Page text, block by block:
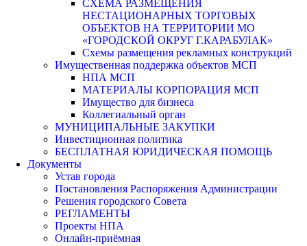
СХЕМА РАЗМЕЩЕНИЯ
НЕСТАЦИОНАРНЫХ ТОРГОВЫХ
ОБЪЕКТОВ НА ТЕРРИТОРИИ МО
«ГОРОДСКОЙ ОКРУГ Г.КАРАБУЛАК»
Схемы размещения рекламных конструкций
Имущественная поддержка объектов МСП
НПА МСП
МАТЕРИАЛЫ КОРПОРАЦИЯ МСП
Имущество для бизнеса
Коллегиальный орган
МУНИЦИПАЛЬНЫЕ ЗАКУПКИ
Инвестиционная политика
БЕСПЛАТНАЯ ЮРИДИЧЕСКАЯ ПОМОЩЬ
Документы
Устав города
Постановления Распоряжения Администрации
Решения городского Совета
РЕГЛАМЕНТЫ
Проекты НПА
Онлайн-приёмная